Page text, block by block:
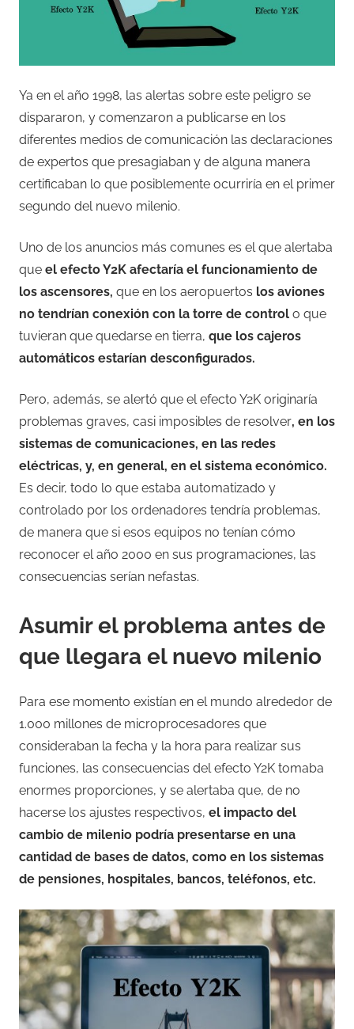
Ya en el año 1998, las alertas sobre este peligro se
dispararon, y comenzaron a publicarse en los
diferentes medios de comunicación las declaraciones
de expertos que presagiaban y de alguna manera
certificaban lo que posiblemente ocurriría en el primer
segundo del nuevo milenio.
Uno de los anuncios más comunes es el que alertaba
que el efecto Y2K afectaría el funcionamiento de
los ascensores, que en los aeropuertos los aviones
no tendrían conexión con la torre de control o que
tuvieran que quedarse en tierra, que los cajeros
automáticos estarían desconfigurados.
Pero, además, se alertó que el efecto Y2K originaría
problemas graves, casi imposibles de resolver, en los
sistemas de comunicaciones, en las redes
eléctricas, y, en general, en el sistema económico.
Es decir, todo lo que estaba automatizado y
controlado por los ordenadores tendría problemas,
de manera que si esos equipos no tenían cómo
reconocer el año 2000 en sus programaciones, las
consecuencias serían nefastas.
Asumir el problema antes de
que llegara el nuevo milenio
Para ese momento existían en el mundo alrededor de
1.000 millones de microprocesadores que
consideraban la fecha y la hora para realizar sus
funciones, las consecuencias del efecto Y2K tomaba
enormes proporciones, y se alertaba que, de no
hacerse los ajustes respectivos, el impacto del
cambio de milenio podría presentarse en una
cantidad de bases de datos, como en los sistemas
de pensiones, hospitales, bancos, teléfonos, etc.